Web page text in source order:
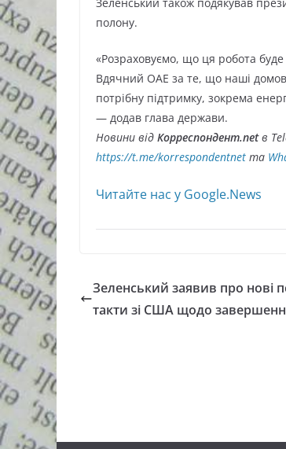
полону.
«Розраховуємо, що ця робота
Вдячний ОАЕ за те, що наші
потрібну підтримку, зокрема
— додав глава держави.
Новини від Корреспондент.netв
https://t.me/korrespondentnet та
Читайте нас у Google.News
Зеленський заявив про нові
такти зі США щодо